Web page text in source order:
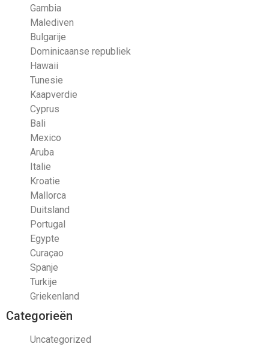
Gambia
Malediven
Bulgarije
Dominicaanse republiek
Hawaii
Tunesie
Kaapverdie
Cyprus
Bali
Mexico
Aruba
Italie
Kroatie
Mallorca
Duitsland
Portugal
Egypte
Curaçao
Spanje
Turkije
Griekenland
Categorieën
Uncategorized